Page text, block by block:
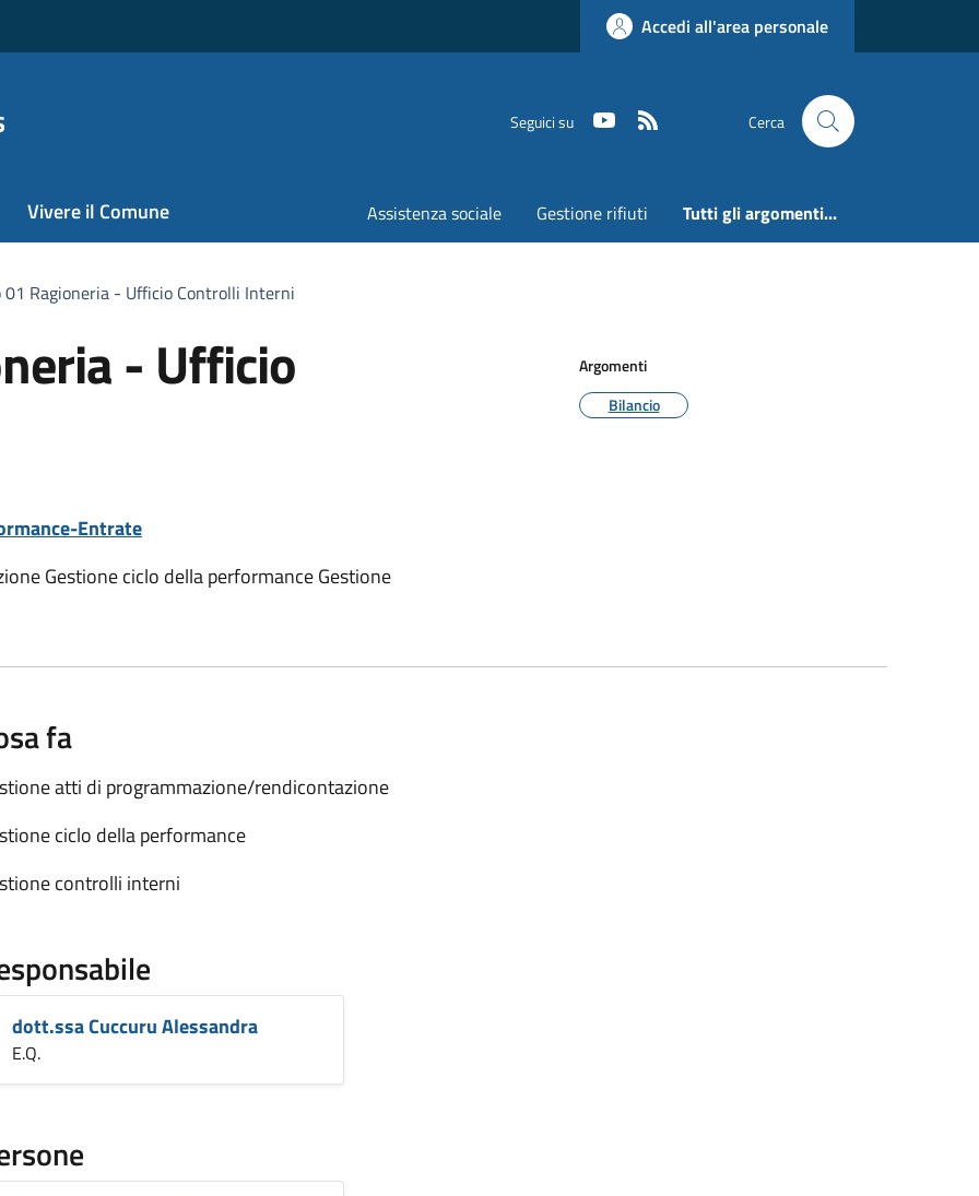
Accedi all'area personale
Seguici su Youtube Cerca
Vivere il Comune Assistenza sociale Gestione rifiuti Tutti gli argomenti...
01 Ragioneria - Ufficio Controlli Interni
- Ufficio
Entrate
Gestione ciclo della performance Gestione
Argomenti
Bilancio
fa
atti di programmazione/rendicontazione
ciclo della performance
controlli interni
dott.ssa Cuccuru Alessandra
E.Q.